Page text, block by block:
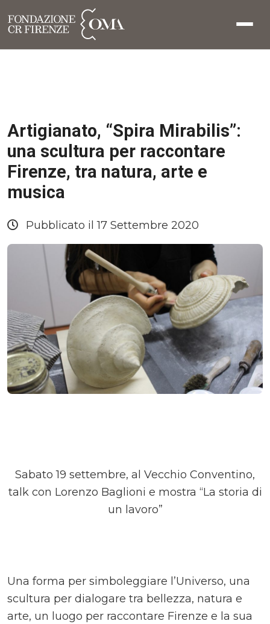
Artigianato, “Spira Mirabilis”:
una scultura per raccontare
Firenze, tra natura, arte e
musica
Pubblicato il 17 Settembre 2020
Sabato 19 settembre, al Vecchio Conventino,
talk con Lorenzo Baglioni e mostra “La storia di
un lavoro”
Una forma per simboleggiare l’Universo, una
scultura per dialogare tra bellezza, natura e
arte, un luogo per raccontare Firenze e la sua